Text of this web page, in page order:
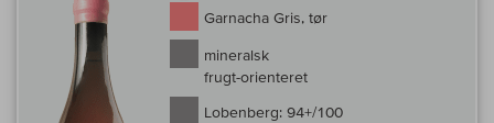
Garnacha Gris, tør
mineralsk
frugt-orienteret
Lobenberg: 94+/100